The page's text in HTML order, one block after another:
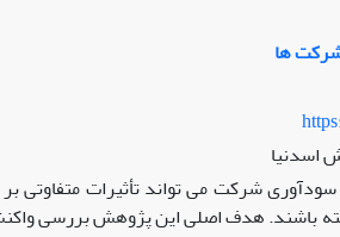
ها
اسدنیا
سودآوری شرکت می تواند تأثیرات
باشند. هدف اصلی این پژوهش بررسی